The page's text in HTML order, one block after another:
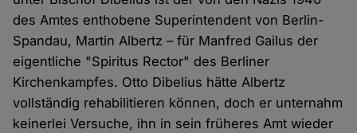
des Amtes enthobene Superintendent von Berlin-
Spandau, Martin Albertz – für Manfred Gailus der
eigentliche "Spiritus Rector" des Berliner
Kirchenkampfes. Otto Dibelius hätte Albertz
vollständig rehabilitieren können, doch er unternahm
keinerlei Versuche, ihn in sein früheres Amt wieder